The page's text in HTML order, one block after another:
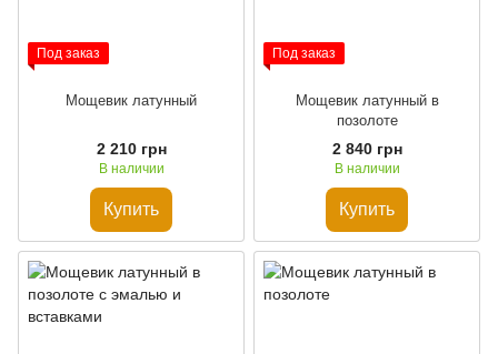
Под заказ
Мощевик латунный
2 210 грн
В наличии
Купить
Под заказ
Мощевик латунный в
позолоте
2 840 грн
В наличии
Купить